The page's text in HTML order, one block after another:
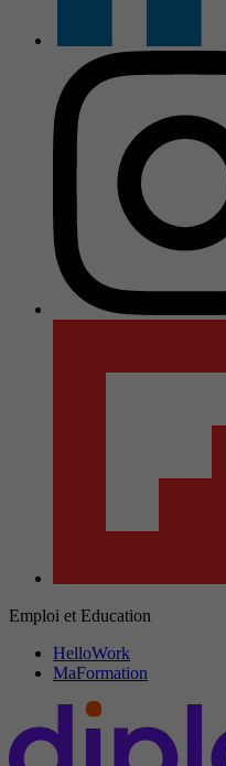
Emploi et Education
HelloWork
MaFormation